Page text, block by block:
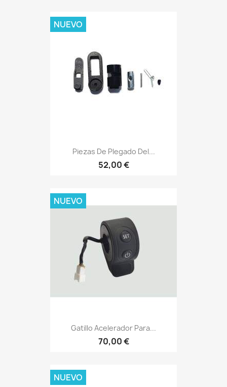
Piezas De Plegado Del...
52,00 €
NUEVO
Gatillo Acelerador Para...
70,00 €
NUEVO
NUEVO